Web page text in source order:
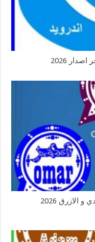
تنزيل واتساب عمر باذيب العنابي و الوردي و الازرق 2026